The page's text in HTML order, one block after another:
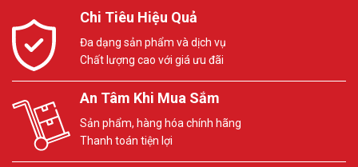
Chi Tiêu Hiệu Quả
Đa dạng sản phẩm và dịch vụ
Chất lượng cao với giá ưu đãi
An Tâm Khi Mua Sắm
Sản phẩm, hàng hóa chính hãng
Thanh toán tiện lợi